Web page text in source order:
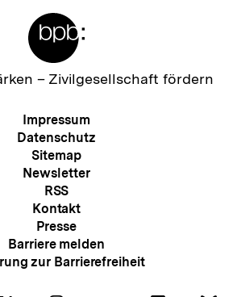
– Zivilgesellschaft fördern
Meta-
Navigation
Impressum
Datenschutz
Sitemap
Newsletter
RSS
Kontakt
Presse
Barriere melden
zur Barrierefreiheit